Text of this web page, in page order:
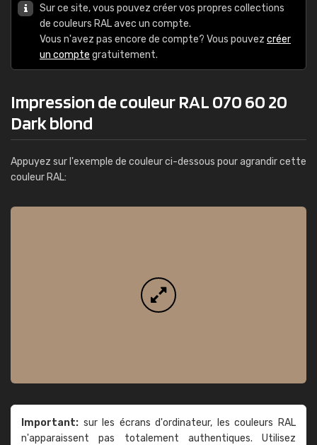
Sur ce site, vous pouvez créer vos propres collections
de couleurs RAL avec un compte.
Vous n'avez pas encore de compte? Vous pouvez créer
un compte gratuitement.
Impression de couleur RAL 070 60 20
Dark blond
Appuyez sur l'exemple de couleur ci-dessous pour agrandir cette
couleur RAL:
Important: sur les écrans d'ordinateur, les couleurs RAL
n'apparaissent pas totalement authentiques. Utilisez